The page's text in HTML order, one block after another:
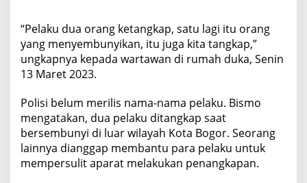
“Pelaku dua orang ketangkap, satu lagi itu orang
yang menyembunyikan, itu juga kita tangkap,”
ungkapnya kepada wartawan di rumah duka, Senin
13 Maret 2023.
Polisi belum merilis nama-nama pelaku. Bismo
mengatakan, dua pelaku ditangkap saat
bersembunyi di luar wilayah Kota Bogor. Seorang
lainnya dianggap membantu para pelaku untuk
mempersulit aparat melakukan penangkapan.